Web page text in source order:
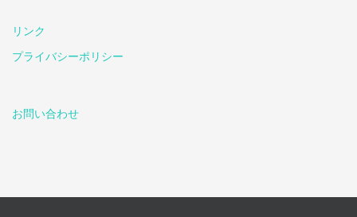
リンク
プライバシーポリシー
お問い合わせ